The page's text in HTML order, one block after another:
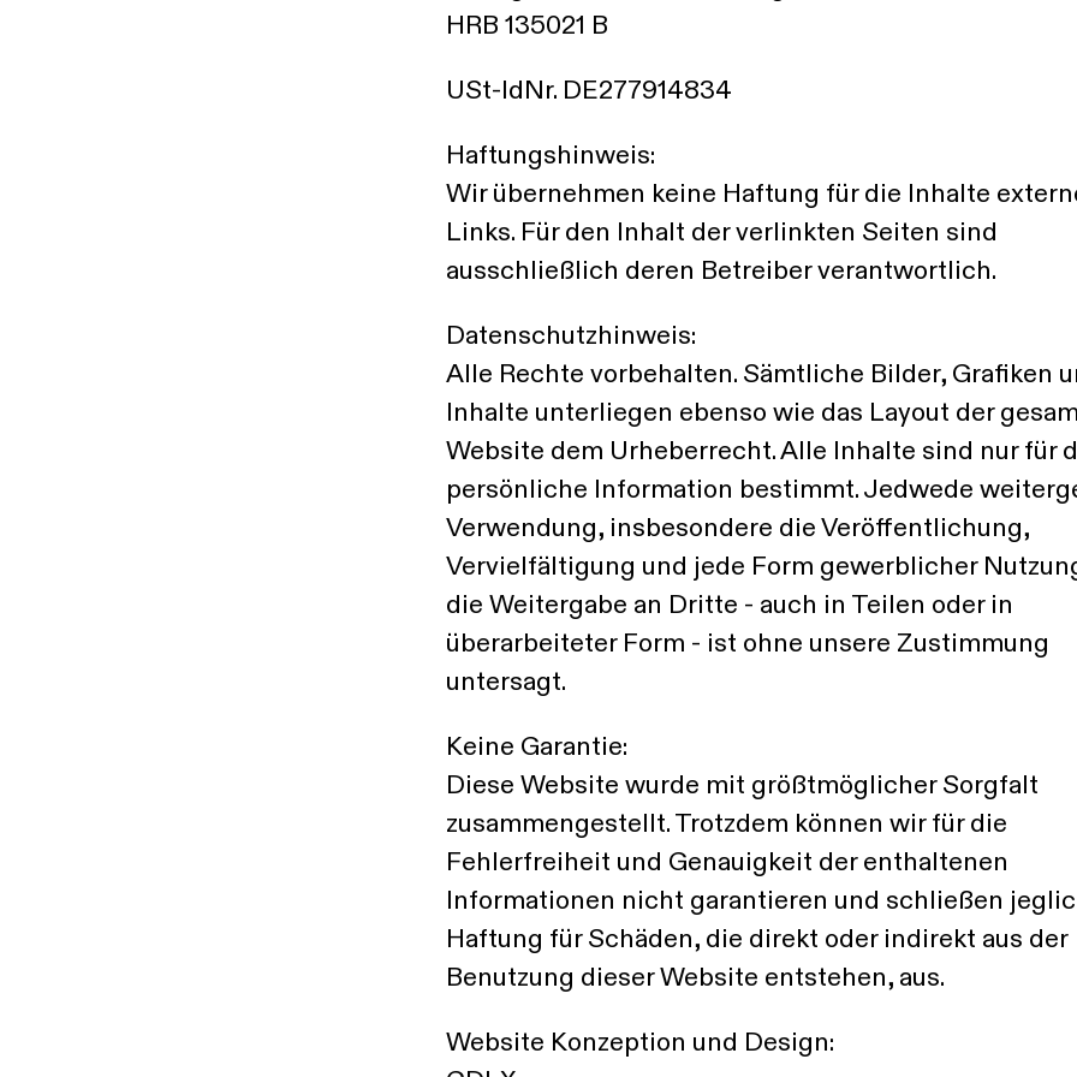
HRB 135021 B
USt-IdNr. DE277914834
Haftungshinweis:
Wir übernehmen keine Haftung für die Inhalte
Links. Für den Inhalt der verlinkten Seiten sind
ausschließlich deren Betreiber verantwortlich.
Datenschutzhinweis:
Alle Rechte vorbehalten. Sämtliche Bilder, Grafiken
Inhalte unterliegen ebenso wie das Layout der
Website dem Urheberrecht. Alle Inhalte sind nur für
persönliche Information bestimmt. Jedwede
Verwendung, insbesondere die Veröffentlichung,
Vervielfältigung und jede Form gewerblicher
die Weitergabe an Dritte - auch in Teilen oder in
überarbeiteter Form - ist ohne unsere Zustimmung
untersagt.
Keine Garantie:
Diese Website wurde mit größtmöglicher Sorgfalt
zusammengestellt. Trotzdem können wir für die
Fehlerfreiheit und Genauigkeit der enthaltenen
Informationen nicht garantieren und schließen
Haftung für Schäden, die direkt oder indirekt aus der
Benutzung dieser Website entstehen, aus.
Website Konzeption und Design: